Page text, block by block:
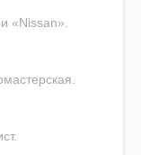
«Nissan».